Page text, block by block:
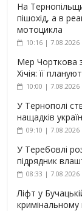
На
пішохід, а в
мотоцикла
10:16 | 7.08.2026
Мер Чорткова
Хічія: її
10:00 | 7.08.2026
У Тернополі
нащадків
09:10 | 7.08.2026
У Теребовлі
підрядник
08:33 | 7.08.2026
Ліфт у